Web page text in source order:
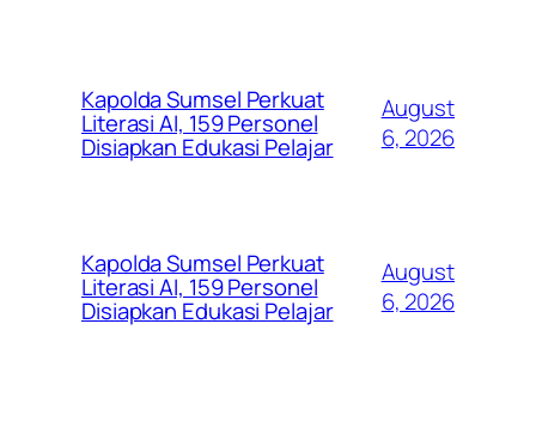
Kapolda Sumsel Perkuat
Literasi AI, 159 Personel
Disiapkan Edukasi Pelajar
August
6, 2026
Kapolda Sumsel Perkuat
Literasi AI, 159 Personel
Disiapkan Edukasi Pelajar
August
6, 2026